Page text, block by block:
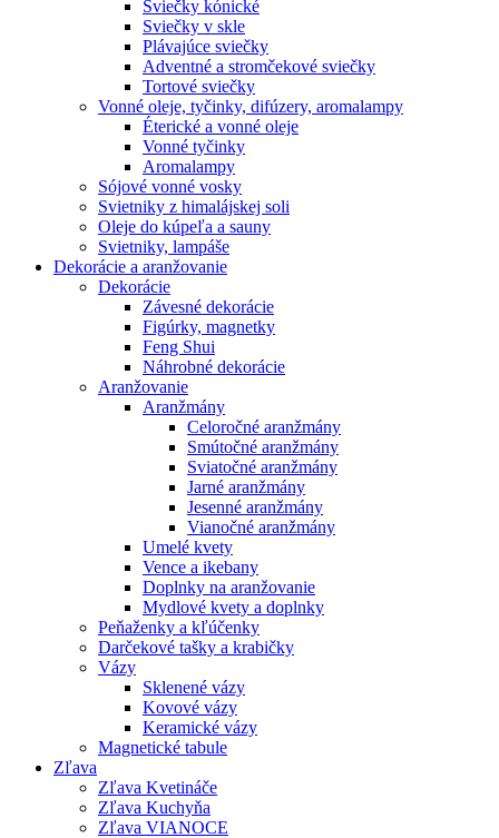
Sviečky kónické
Sviečky v skle
Plávajúce sviečky
Adventné a stromčekové sviečky
Tortové sviečky
Vonné oleje, tyčinky, difúzery, aromalampy
Éterické a vonné oleje
Vonné tyčinky
Aromalampy
Sójové vonné vosky
Svietniky z himalájskej soli
Oleje do kúpeľa a sauny
Svietniky, lampáše
Dekorácie a aranžovanie
Dekorácie
Závesné dekorácie
Figúrky, magnetky
Feng Shui
Náhrobné dekorácie
Aranžovanie
Aranžmány
Celoročné aranžmány
Smútočné aranžmány
Sviatočné aranžmány
Jarné aranžmány
Jesenné aranžmány
Vianočné aranžmány
Umelé kvety
Vence a ikebany
Doplnky na aranžovanie
Mydlové kvety a doplnky
Peňaženky a kľúčenky
Darčekové tašky a krabičky
Vázy
Sklenené vázy
Kovové vázy
Keramické vázy
Magnetické tabule
Zľava
Zľava Kvetináče
Zľava Kuchyňa
Zľava VIANOCE